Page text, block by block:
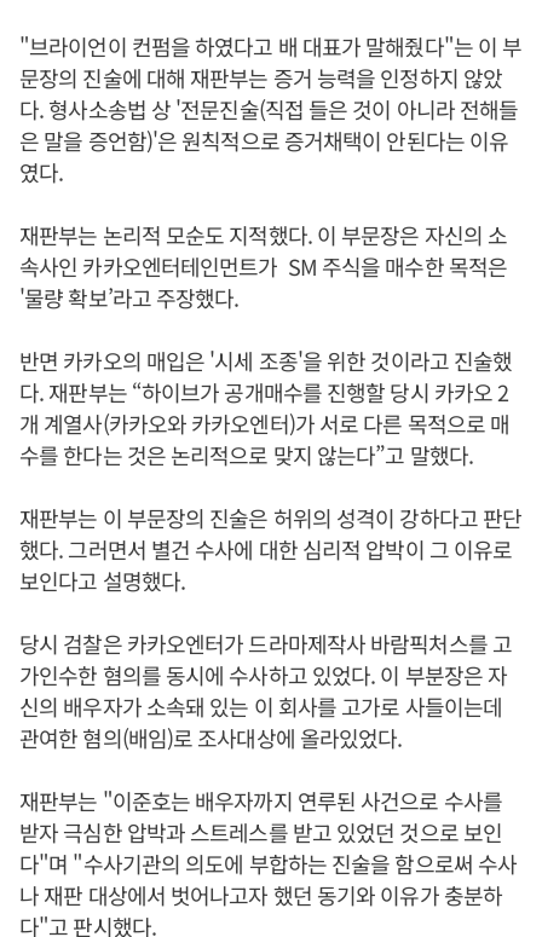
"브라이언이 컨펌을 하였다고 배 대표가 말해줬다"는 이 부
문장의 진술에 대해 재판부는 증거 능력을 인정하지 않았
다. 형사소송법 상 '전문진술(직접 들은 것이 아니라 전해들
은 말을 증언함)'은 원칙적으로 증거채택이 안된다는 이유
였다.
재판부는 논리적 모순도 지적했다. 이 부문장은 자신의 소
속사인 카카오엔터테인먼트가 SM 주식을 매수한 목적은
'물량 확보’라고 주장했다.
반면 카카오의 매입은 '시세 조종'을 위한 것이라고 진술했
다. 재판부는 “하이브가 공개매수를 진행할 당시 카카오 2
개 계열사(카카오와 카카오엔터)가 서로 다른 목적으로 매
수를 한다는 것은 논리적으로 맞지 않는다”고 말했다.
재판부는 이 부문장의 진술은 허위의 성격이 강하다고 판단
했다. 그러면서 별건 수사에 대한 심리적 압박이 그 이유로
보인다고 설명했다.
당시 검찰은 카카오엔터가 드라마제작사 바람픽처스를 고
가인수한 혐의를 동시에 수사하고 있었다. 이 부분장은 자
신의 배우자가 소속돼 있는 이 회사를 고가로 사들이는데
관여한 혐의(배임)로 조사대상에 올라있었다.
재판부는 "이준호는 배우자까지 연루된 사건으로 수사를
받자 극심한 압박과 스트레스를 받고 있었던 것으로 보인
다"며 "수사기관의 의도에 부합하는 진술을 함으로써 수사
나 재판 대상에서 벗어나고자 했던 동기와 이유가 충분하
다"고 판시했다.